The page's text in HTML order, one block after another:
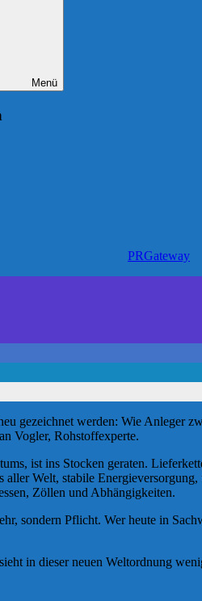
Menü
PRGateway
gezeichnet werden: Wie Anleger
Vogler, Rohstoffexperte.
ist ins Stocken geraten.
Welt, stabile
Zöllen und Abhängigkeiten.
sondern Pflicht. Wer heute in
in dieser neuen Weltordnung